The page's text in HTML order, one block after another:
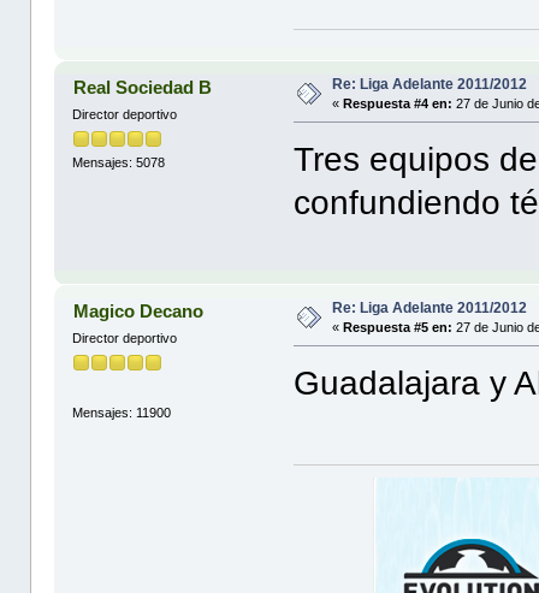
Real Sociedad B
Director deportivo
Mensajes: 5078
Re: Liga Adelante 2011/2012
«Respuesta #4 en: 27 de Junio
Tres equipos
confundiendo
Magico Decano
Director deportivo
Mensajes: 11900
Re: Liga Adelante 2011/2012
«Respuesta #5 en: 27 de Junio
Guadalajara y